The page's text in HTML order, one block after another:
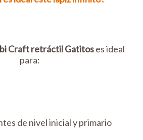
Craft retráctil Gatitoses ideal
para:
de nivel inicial y primario